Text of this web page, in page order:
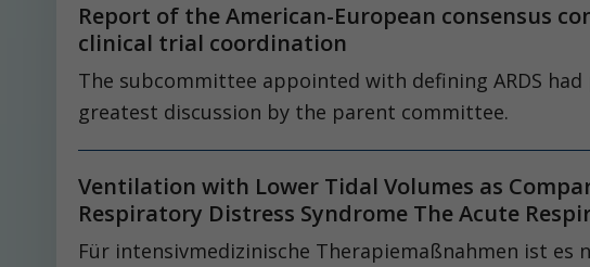
Report of the American-European consensus
clinical trial coordination
The subcommittee appointed with defining ARDS
greatest discussion by the parent committee.
Ventilation with Lower Tidal Volumes as
Respiratory Distress Syndrome The Acute
Für intensivmedizinische Therapiemaßnahmen ist